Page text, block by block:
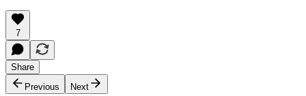
7
Share
Previous
Next